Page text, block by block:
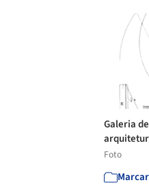
Galeria
Foto
Marcar